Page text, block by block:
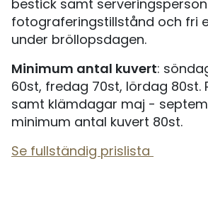
bestick samt
fotograferingstillstånd och fri
under bröllopsdagen.
Minimum antal kuvert:
60st, fredag 70st, lördag 80st.
samt klämdagar maj -
minimum antal kuvert 80st.
Se fullständig prislista